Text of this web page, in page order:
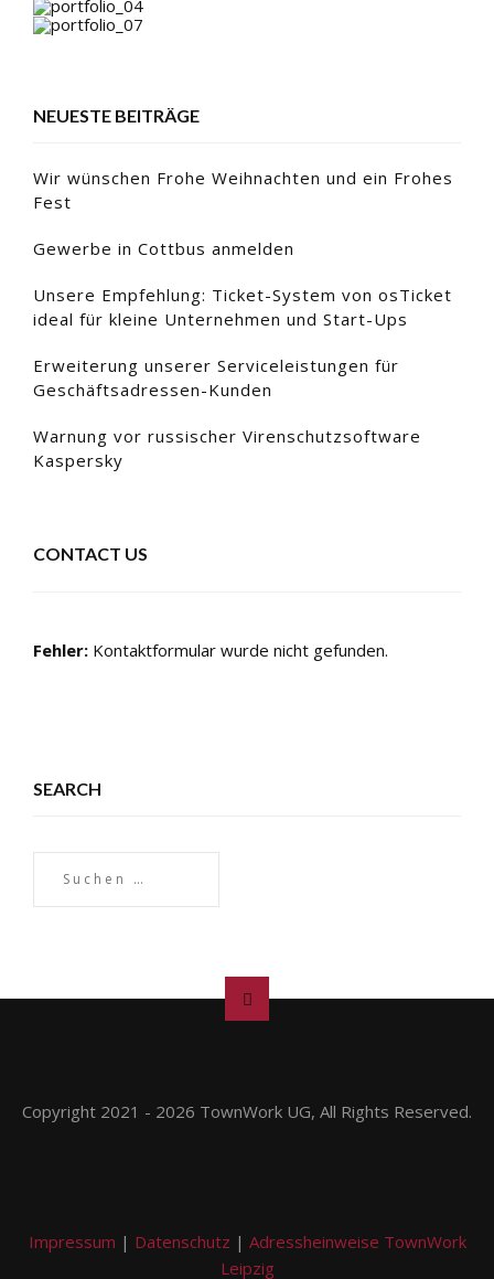
NEUESTE BEITRÄGE
Wir wünschen Frohe Weihnachten und ein Frohes
Fest
Gewerbe in Cottbus anmelden
Unsere Empfehlung: Ticket-System von osTicket
ideal für kleine Unternehmen und Start-Ups
Erweiterung unserer Serviceleistungen für
Geschäftsadressen-Kunden
Warnung vor russischer Virenschutzsoftware
Kaspersky
CONTACT US
Fehler: Kontaktformular wurde nicht gefunden.
SEARCH
Copyright 2021 - 2026 TownWork UG, All Rights Reserved.
Impressum | Datenschutz | Adressheinweise TownWork
Leipzig